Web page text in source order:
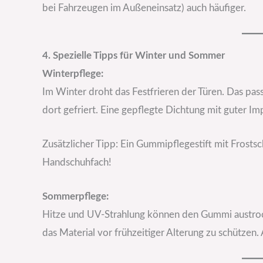
bei Fahrzeugen im Außeneinsatz) auch häufiger.
4. Spezielle Tipps für Winter und Sommer
Winterpflege:
Im Winter droht das Festfrieren der Türen. Das
dort gefriert. Eine gepflegte Dichtung mit guter
Zusätzlicher Tipp: Ein Gummipflegestift mit
Handschuhfach!
Sommerpflege:
Hitze und UV-Strahlung können den Gummi
das Material vor frühzeitiger Alterung zu schützen.